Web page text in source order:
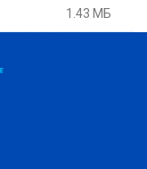
1.43 МБ